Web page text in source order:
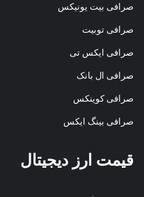
صرافی بیت یونیکس
صرافی توبیت
صرافی ایکس تی
صرافی ال بانک
صرافی کوینکس
صرافی بینگ ایکس
قیمت ارز دیجیتال